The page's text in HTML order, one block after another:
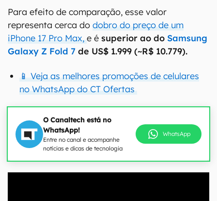
Para efeito de comparação, esse valor
representa cerca do dobro do preço de um
iPhone 17 Pro Max, e é superior ao do Samsung
Galaxy Z Fold 7 de US$ 1.999 (~R$ 10.779).
📱 Veja as melhores promoções de celulares
no WhatsApp do CT Ofertas
O Canaltech está no
WhatsApp!
Entre no canal e acompanhe
notícias e dicas de tecnologia
WhatsApp